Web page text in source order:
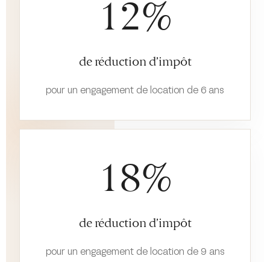
12%
de réduction d’impôt
pour un engagement de location de 6 ans
18%
de réduction d’impôt
pour un engagement de location de 9 ans